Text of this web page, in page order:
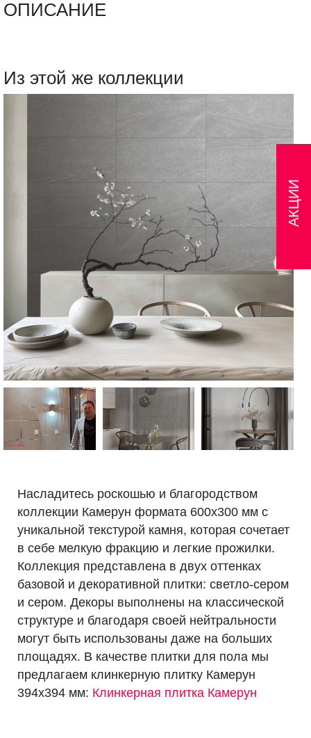
ОПИСАНИЕ
Из этой же коллекции
Насладитесь роскошью и благородством
коллекции Камерун формата 600х300 мм с
уникальной текстурой камня, которая сочетает
в себе мелкую фракцию и легкие прожилки.
Коллекция представлена в двух оттенках
базовой и декоративной плитки: светло-сером
и сером. Декоры выполнены на классической
структуре и благодаря своей нейтральности
могут быть использованы даже на больших
площадях. В качестве плитки для пола мы
предлагаем клинкерную плитку Камерун
394х394 мм: Клинкерная плитка Камерун
АКЦИИ